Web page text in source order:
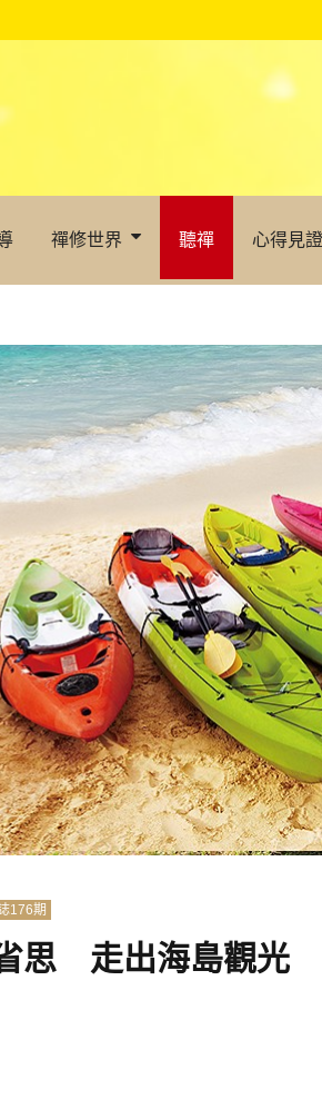
禪修世界 聽禪 心得見證
176期
思 走出海島觀光